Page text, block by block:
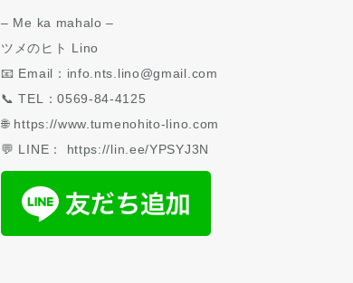
– Me ka mahalo –
ツメのヒト Lino
📧 Email：info.nts.lino@gmail.com
📞 TEL：0569-84-4125
🌐 https://www.tumenohito-lino.com
💬 LINE： https://lin.ee/YPSYJ3N